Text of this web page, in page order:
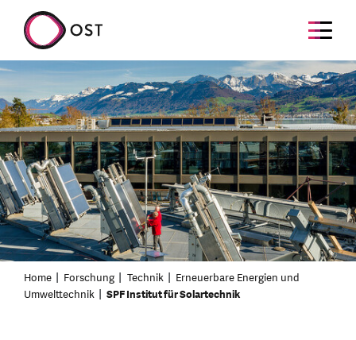
Home Forschung Technik
Erneuerbare Energien und
Umwelttechnik
SPF Institut für Solartechnik